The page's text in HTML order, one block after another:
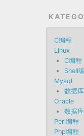
C编程
Linux
C编程
Shell
Mysql
数据库
Oracle
数据库
Perl编程
Php编程